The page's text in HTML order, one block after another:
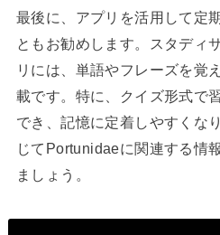
最後に、アプリを活用して定
ともお勧めします。スタディ
リには、単語やフレーズを覚
載です。特に、クイズ形式で
でき、記憶に定着しやすくな
じてPortunidaeに関連する情
ましょう。